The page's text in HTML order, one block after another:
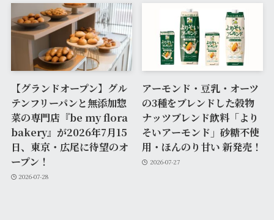
【グランドオープン】グル
テンフリーパンと無添加惣
菜の専門店『be my flora
bakery』が2026年7月15
日、東京・広尾に待望のオ
ープン！
2026-07-28
アーモンド・豆乳・オーツ
の3種をブレンドした穀物
ナッツブレンド飲料「より
そいアーモンド」砂糖不使
用・ほんのり甘い 新発売！
2026-07-27